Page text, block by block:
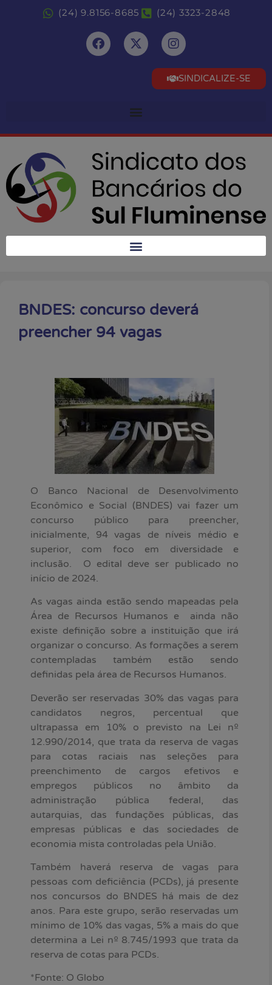
(24) 9.8156-8685 (24) 3323-2848
SINDICALIZE-SE
BNDES: concurso deverá
preencher 94 vagas
O Banco Nacional de Desenvolvimento
Econômico e Social (BNDES) vai fazer um
concurso público para preencher,
inicialmente, 94 vagas de níveis médio e
superior, com foco em diversidade e
inclusão. O edital deve ser publicado no
início de 2024.
As vagas ainda estão sendo mapeadas pela
Área de Recursos Humanos e ainda não
existe definição sobre a instituição que irá
organizar o concurso. As formações a serem
contempladas também estão sendo
definidas pela área de Recursos Humanos.
Deverão ser reservadas 30% das vagas para
candidatos negros, percentual que
ultrapassa em 10% o previsto na Lei nº
12.990/2014, que trata da reserva de vagas
para cotas raciais nas seleções para
preenchimento de cargos efetivos e
empregos públicos no âmbito da
administração pública federal, das
autarquias, das fundações públicas, das
empresas públicas e das sociedades de
economia mista controladas pela União.
Também haverá reserva de vagas para
pessoas com deficiência (PCDs), já presente
nos concursos do BNDES há mais de dez
anos. Para este grupo, serão reservadas um
mínimo de 10% das vagas, 5% a mais do que
determina a Lei nº 8.745/1993 que trata da
reserva de cotas para PCDs.
*Fonte: O Globo